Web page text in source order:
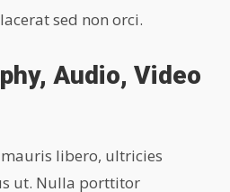
sed non orci.
Audio, Video
libero, ultricies
ut. Nulla porttitor